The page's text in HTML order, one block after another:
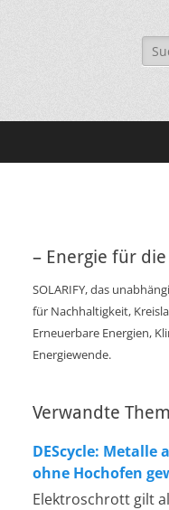
– Energie für
SOLARIFY, das
für Nachhaltigkeit,
Erneuerbare Energien,
Energiewende.
Verwandte
DEScycle: Metalle
ohne Hochofen
Elektroschrott gilt